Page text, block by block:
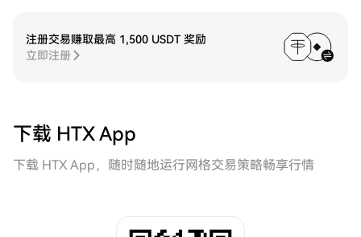
注册交易赚取最高 1,500 USDT 奖励
立即注册
下载 HTX App
下载 HTX App，随时随地运行网格交易策略畅享行情